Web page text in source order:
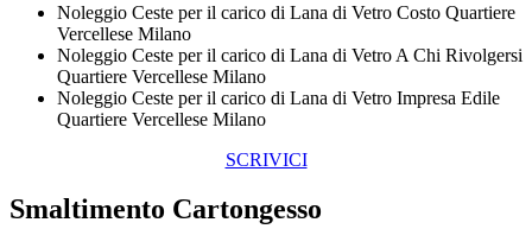
Noleggio Ceste per il carico di Lana di Vetro Costo Quartiere
Vercellese Milano
Noleggio Ceste per il carico di Lana di Vetro A Chi Rivolgersi
Quartiere Vercellese Milano
Noleggio Ceste per il carico di Lana di Vetro Impresa Edile
Quartiere Vercellese Milano
SCRIVICI
Smaltimento Cartongesso